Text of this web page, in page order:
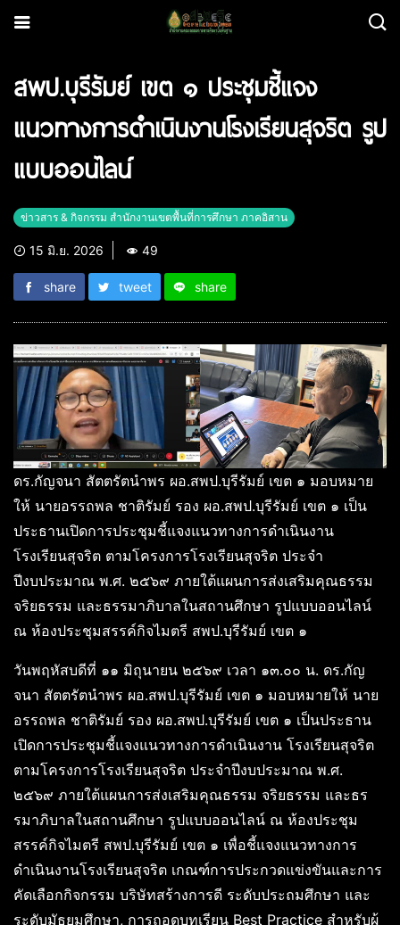
สพป.บุรีรัมย์ เขต ๑ ประชุมชี้แจง
แนวทางการดำเนินงานโรงเรียนสุจริต รูป
แบบออนไลน์
ข่าวสาร & กิจกรรม สำนักงานเขตพื้นที่การศึกษา ภาคอิสาน
15 มิ.ย. 2026 49
share tweet share
ดร.กัญจนา สัตตรัตนำพร ผอ.สพป.บุรีรัมย์ เขต ๑ มอบหมาย
ให้ นายอรรถพล ชาติรัมย์ รอง ผอ.สพป.บุรีรัมย์ เขต ๑ เป็น
ประธานเปิดการประชุมชี้แจงแนวทางการดำเนินงาน
โรงเรียนสุจริต ตามโครงการโรงเรียนสุจริต ประจำ
ปีงบประมาณ พ.ศ. ๒๕๖๙ ภายใต้แผนการส่งเสริมคุณธรรม
จริยธรรม และธรรมาภิบาลในสถานศึกษา รูปแบบออนไลน์
ณ ห้องประชุมสรรค์กิจไมตรี สพป.บุรีรัมย์ เขต ๑
วันพฤหัสบดีที่ ๑๑ มิถุนายน ๒๕๖๙ เวลา ๑๓.๐๐ น. ดร.กัญ
จนา สัตตรัตนำพร ผอ.สพป.บุรีรัมย์ เขต ๑ มอบหมายให้ นาย
อรรถพล ชาติรัมย์ รอง ผอ.สพป.บุรีรัมย์ เขต ๑ เป็นประธาน
เปิดการประชุมชี้แจงแนวทางการดำเนินงาน โรงเรียนสุจริต
ตามโครงการโรงเรียนสุจริต ประจำปีงบประมาณ พ.ศ.
๒๕๖๙ ภายใต้แผนการส่งเสริมคุณธรรม จริยธรรม และธร
รมาภิบาลในสถานศึกษา รูปแบบออนไลน์ ณ ห้องประชุม
สรรค์กิจไมตรี สพป.บุรีรัมย์ เขต ๑ เพื่อชี้แจงแนวทางการ
ดำเนินงานโรงเรียนสุจริต เกณฑ์การประกวดแข่งขันและการ
คัดเลือกกิจกรรม บริษัทสร้างการดี ระดับประถมศึกษา และ
ระดับมัธยมศึกษา, การถอดบทเรียน Best Practice สำหรับผู้